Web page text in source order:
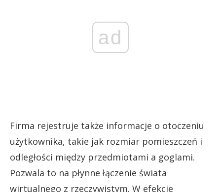
ad
Firma rejestruje także informacje o otoczeniu
użytkownika, takie jak rozmiar pomieszczeń i
odległości między przedmiotami a goglami.
Pozwala to na płynne łączenie świata
wirtualnego z rzeczywistym. W efekcie